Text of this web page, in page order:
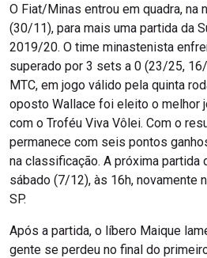
O Fiat/Minas entrou em quadra, na
(30/11), para mais uma partida da
2019/20. O time minastenista
superado por 3 sets a 0 (23/25,
MTC, em jogo válido pela quinta
oposto Wallace foi eleito o melhor
com o Troféu Viva Vôlei. Com o
permanece com seis pontos
na classificação. A próxima partida
sábado (7/12), às 16h, novamente
SP.
Após a partida, o líbero Maique
gente se perdeu no final do